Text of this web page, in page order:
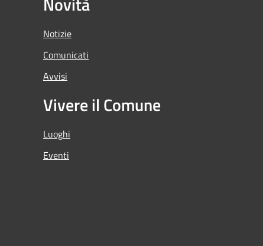
Notizie
Comunicati
Avvisi
Vivere il Comune
Luoghi
Eventi